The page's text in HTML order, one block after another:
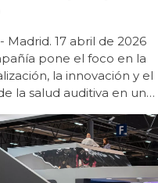
Madrid. 17 abril de 2026
pone el foco en la
la innovación y el
la salud auditiva en un
marca de
ha reforzado su
en ExpoÓptica
uno de los principales